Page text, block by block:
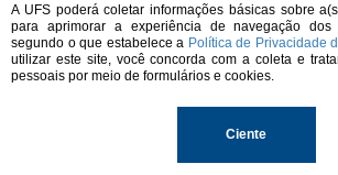
A UFS poderá coletar informações básicas sobre
para aprimorar a experiência de navegação dos
segundo o que estabelece a Política de Privacidade
utilizar este site, você concorda com a coleta e
pessoais por meio de formulários e cookies.
Ciente
Localização
© 2026. Todos os direitos
Universidade Federal de